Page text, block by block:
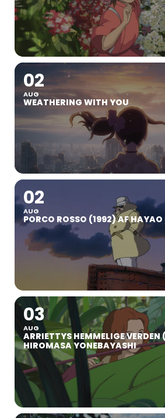
02
AUG
WEATHERING WITH YOU
02
AUG
PORCO ROSSO (1992) AF
03
AUG
ARRIETTYS HEMMELIGE
HIROMASA YONEBAYASHI